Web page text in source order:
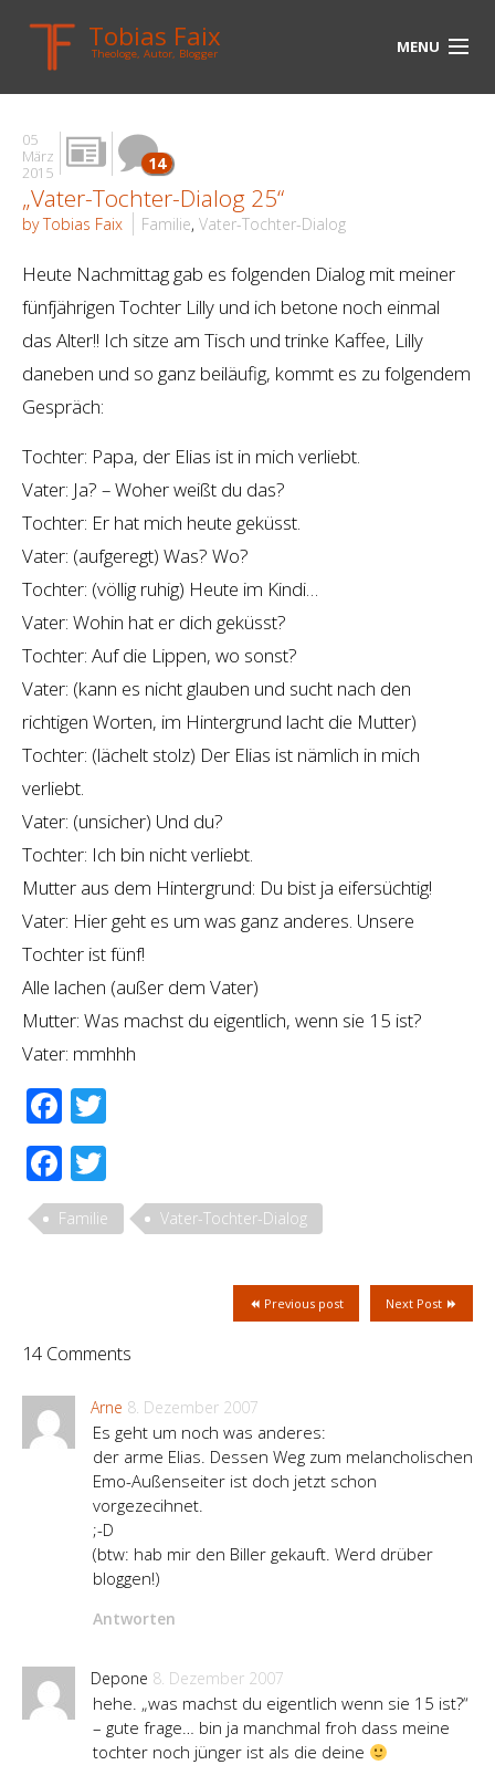
Tobias Faix
Theologe, Autor, Blogger MENU
HOME
BLOG
BIOGRAPHIE
MEDIEN
05
März
2015
14
„Vater-Tochter-Dialog 25“
by Tobias Faix Familie, Vater-Tochter-Dialog
Heute Nachmittag gab es folgenden Dialog mit meiner
fünfjährigen Tochter Lilly und ich betone noch einmal
das Alter!! Ich sitze am Tisch und trinke Kaffee, Lilly
daneben und so ganz beiläufig, kommt es zu folgendem
Gespräch:
Tochter: Papa, der Elias ist in mich verliebt.
Vater: Ja? – Woher weißt du das?
Tochter: Er hat mich heute geküsst.
Vater: (aufgeregt) Was? Wo?
Tochter: (völlig ruhig) Heute im Kindi…
Vater: Wohin hat er dich geküsst?
Tochter: Auf die Lippen, wo sonst?
Vater: (kann es nicht glauben und sucht nach den
richtigen Worten, im Hintergrund lacht die Mutter)
Tochter: (lächelt stolz) Der Elias ist nämlich in mich
verliebt.
Vater: (unsicher) Und du?
Tochter: Ich bin nicht verliebt.
Mutter aus dem Hintergrund: Du bist ja eifersüchtig!
Vater: Hier geht es um was ganz anderes. Unsere
Tochter ist fünf!
Alle lachen (außer dem Vater)
Mutter: Was machst du eigentlich, wenn sie 15 ist?
Vater: mmhhh
Facebook
Facebook
Familie Vater-Tochter-Dialog
Next Post
Previous post
14 Comments
Arne 8. Dezember 2007
Es geht um noch was anderes:
der arme Elias. Dessen Weg zum melancholischen
Emo-Außenseiter ist doch jetzt schon
vorgezecihnet.
;-D
(btw: hab mir den Biller gekauft. Werd drüber
bloggen!)
Antworten
Depone 8. Dezember 2007
hehe. „was machst du eigentlich wenn sie 15 ist?“
– gute frage… bin ja manchmal froh dass meine
tochter noch jünger ist als die deine